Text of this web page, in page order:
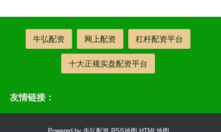
牛弘配资 网上配资 杠杆配资平台
十大正规实盘配资平台
友情链接：
Powered by 牛弘配资 RSS地图 HTML地图